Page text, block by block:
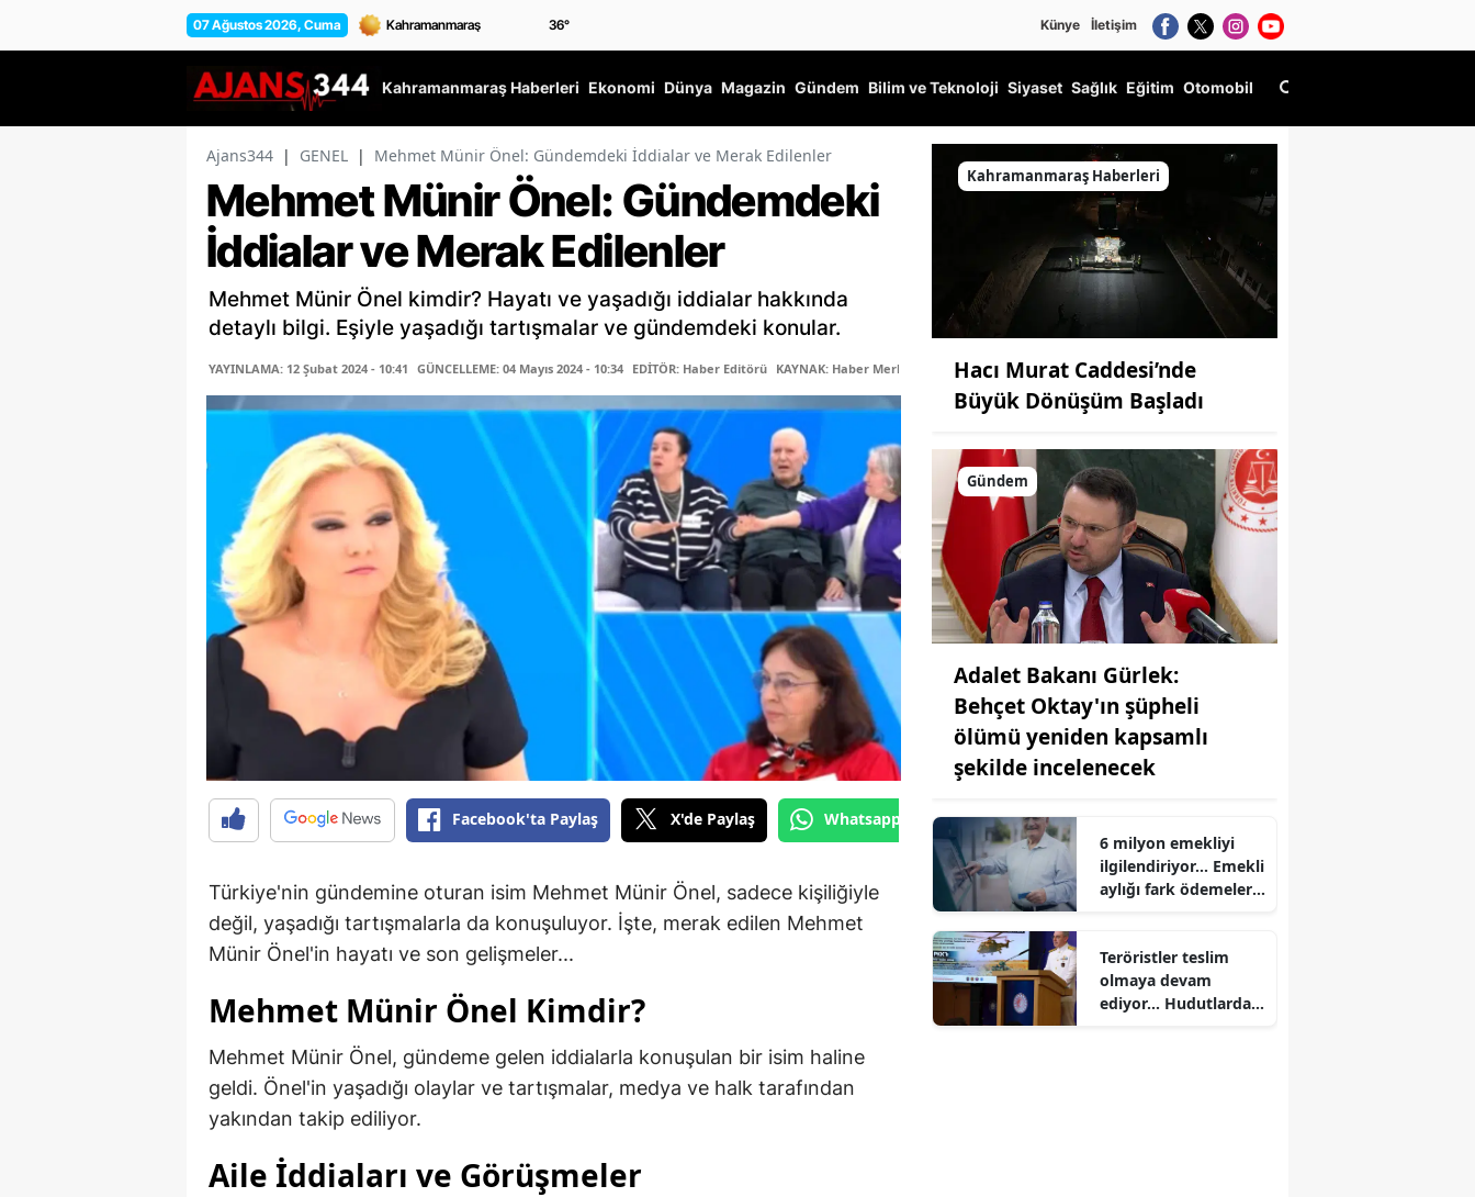
07 Ağustos 2026, Cuma 36° Künye İletişim
Kahramanmaraş Haberleri Ekonomi Dünya Magazin Gündem Bilim ve Teknoloji Siyaset Sağlık Eğitim Otomobil
Ajans344 | GENEL | Mehmet Münir Önel: Gündemdeki İddialar ve Merak Edilenler
Mehmet Münir Önel: Gündemdeki
İddialar ve Merak Edilenler
Mehmet Münir Önel kimdir? Hayatı ve yaşadığı iddialar hakkında
detaylı bilgi. Eşiyle yaşadığı tartışmalar ve gündemdeki konular.
YAYINLAMA: 12 Şubat 2024 - 10:41 GÜNCELLEME: 04 Mayıs 2024 - 10:34 EDİTÖR: Haber Editörü KAYNAK: Haber Merkezi
Facebook'ta Paylaş X'de Paylaş Whatsapp'tan Gönder
Türkiye'nin gündemine oturan isim Mehmet Münir Önel, sadece kişiliğiyle
değil, yaşadığı tartışmalarla da konuşuluyor. İşte, merak edilen Mehmet
Münir Önel'in hayatı ve son gelişmeler...
Mehmet Münir Önel Kimdir?
Mehmet Münir Önel, gündeme gelen iddialarla konuşulan bir isim haline
geldi. Önel'in yaşadığı olaylar ve tartışmalar, medya ve halk tarafından
yakından takip ediliyor.
Aile İddiaları ve Görüşmeler
Kahramanmaraş Haberleri
Hacı Murat Caddesi’nde
Büyük Dönüşüm Başladı
Gündem
Adalet Bakanı Gürlek:
Behçet Oktay'ın şüpheli
ölümü yeniden kapsamlı
şekilde incelenecek
6 milyon emekliyi
ilgilendiriyor... Emekli
aylığı fark ödemeleri
Teröristler teslim
olmaya devam
ediyor... Hudutlarda